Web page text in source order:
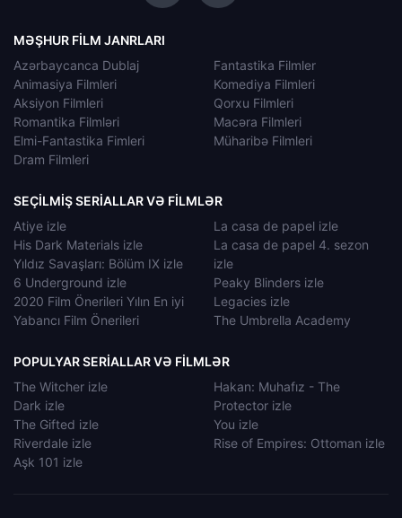
MƏŞHUR FILM JANRLARI
Azərbaycanca Dublaj
Animasiya Filmleri
Aksiyon Filmleri
Romantika Filmləri
Elmi-Fantastika Fimleri
Dram Filmleri
Fantastika Filmler
Komediya Filmleri
Qorxu Filmleri
Macəra Filmleri
Müharibə Filmleri
SEÇILMIŞ SERIALLAR VƏ FILMLƏR
Atiye izle
His Dark Materials izle
Yıldız Savaşları: Bölüm IX izle
6 Underground izle
2020 Film Önerileri Yılın En iyi
Yabancı Film Önerileri
La casa de papel izle
La casa de papel 4. sezon
izle
Peaky Blinders izle
Legacies izle
The Umbrella Academy
POPULYAR SERIALLAR VƏ FILMLƏR
The Witcher izle
Dark izle
The Gifted izle
Riverdale izle
Aşk 101 izle
Hakan: Muhafız - The
Protector izle
You izle
Rise of Empires: Ottoman izle